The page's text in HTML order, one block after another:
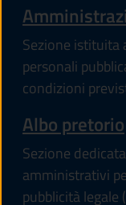
Sezione istituita
personali
condizioni
Albo pretorio
Sezione
amministrativi
pubblicità legale